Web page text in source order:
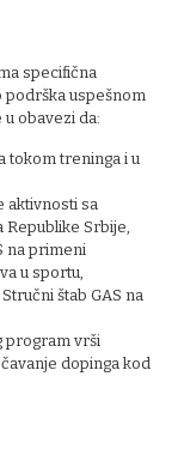
specifična
podrška uspešnom
obavezi da:
tokom treninga i u
aktivnosti sa
Srbije,
na primeni
u sportu,
štab GAS na
program vrši
dopinga kod